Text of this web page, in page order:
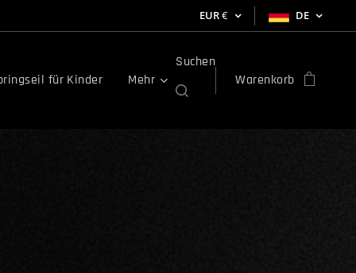
EUR€ DE
für Kinder Mehr
Suchen
Warenkorb